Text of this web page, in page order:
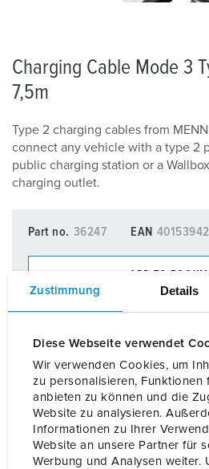
Zustimmung Details
Diese Webseite verwendet
Wir verwenden Cookies, um
zu personalisieren, Funktionen
anbieten zu können und die
Website zu analysieren.
Informationen zu Ihrer
Website an unsere Partner für
Werbung und Analysen weiter.
Charging Cable Mode 3
7,5m
Type 2 charging cables from
connect any vehicle with a type 2
public charging station or a
charging outlet.
Part no. 36247 EAN
ADD TO
You can manage our products in
CREATE A NEW